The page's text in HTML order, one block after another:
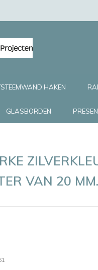
HAKEN
GLASBORDEN
VAN 20